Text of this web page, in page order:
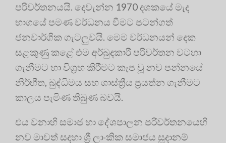
පරිවර්තනයයි. දෙවැන්න 1970 දශකයේ මැද
භාගයේ පමණ වර්ධනය වීමට පටන්ගත්
ජනවාර්ගික ගැටලුවයි. මෙම වර්ධනයන් දෙක
සළකුණු කළේ එම අර්බුදකාරී පරිවර්තන වටහා
ගැනීමට හා විග්‍රහ කිරීමට කැප වූ නව පන්නයේ
නිර්භීත, බුද්ධිමය සහ ශාස්ත්‍රීය ප්‍රයත්න ගැනීමට
කාලය පැමිණ තිබුණ බවයි.
එය වනාහි සමාජ හා දේශපාලන පරිවර්තනයෙහි
නව මාවත් සදහා ශ්‍රී ලාංකික සමාජය සූදානම්